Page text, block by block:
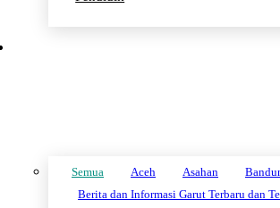
Semua Aceh Asahan
Berita dan Informasi Garut Terbaru dan